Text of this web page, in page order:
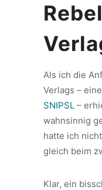
Als ich die
Verlags –
SNIPSL –
wahnsinnig
hatte ich
gleich beim
Klar, ein